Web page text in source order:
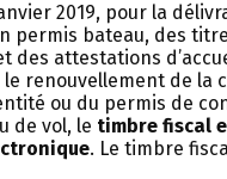
2019, pour la
permis bateau, des
des attestations
renouvellement de la
ou du permis de
de vol, le timbre fiscal
. Le timbre